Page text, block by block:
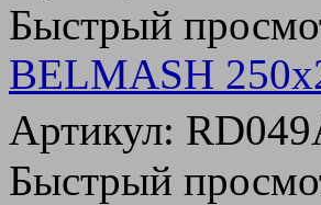
Быстрый
BELMASH
Артикул:
Быстрый